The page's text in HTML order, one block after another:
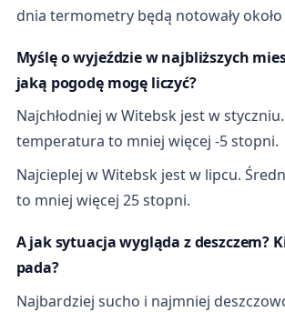
dnia termometry będą notowały
Myślę o wyjeździe w najbliższych
jaką pogodę mogę liczyć?
Najchłodniej w Witebsk jest w
temperatura to mniej więcej -5 stopni.
Najcieplej w Witebsk jest w lipcu.
to mniej więcej 25 stopni.
A jak sytuacja wygląda z deszczem?
pada?
Najbardziej sucho i najmniej